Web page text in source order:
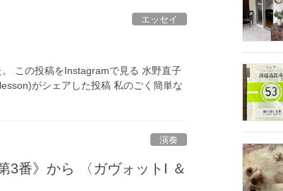
エッセイ
この投稿をInstagramで見る 水野直子
がシェアした投稿 私のごく簡単な
演奏
3番》から 〈ガヴォットI ＆